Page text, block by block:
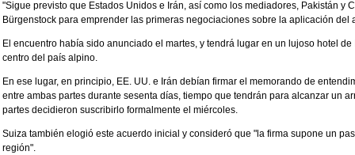
"Sigue previsto que Estados Unidos e Irán, así como los mediadores, Pakistán y
Bürgenstock para emprender las primeras negociaciones sobre la aplicación del
El encuentro había sido anunciado el martes, y tendrá lugar en un lujoso hotel
centro del país alpino.
En ese lugar, en principio, EE. UU. e Irán debían firmar el memorando de
entre ambas partes durante sesenta días, tiempo que tendrán para alcanzar un
partes decidieron suscribirlo formalmente el miércoles.
Suiza también elogió este acuerdo inicial y consideró que "la firma supone un
región".